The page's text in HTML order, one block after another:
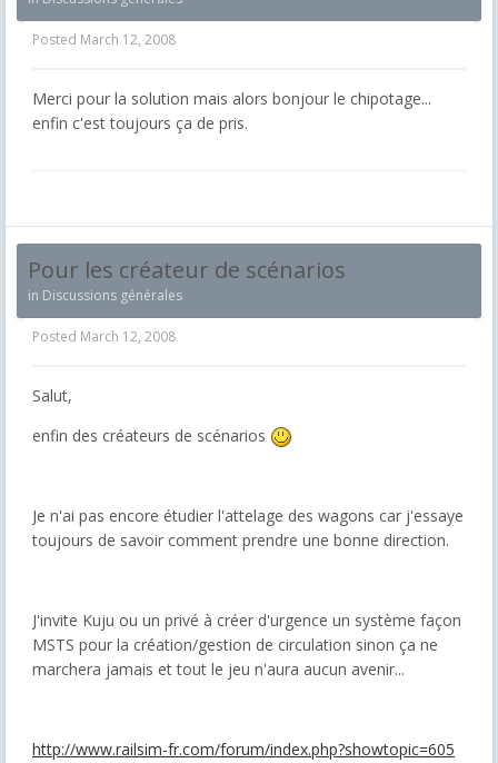
Posted March 12, 2008
Merci pour la solution mais alors bonjour le chipotage...
enfin c'est toujours ça de pris.
Pour les créateur de scénarios
in Discussions générales
Posted March 12, 2008
Salut,
enfin des créateurs de scénarios
Je n'ai pas encore étudier l'attelage des wagons car j'essaye
toujours de savoir comment prendre une bonne direction.
J'invite Kuju ou un privé à créer d'urgence un système façon
MSTS pour la création/gestion de circulation sinon ça ne
marchera jamais et tout le jeu n'aura aucun avenir...
http://www.railsim-fr.com/forum/index.php?showtopic=605